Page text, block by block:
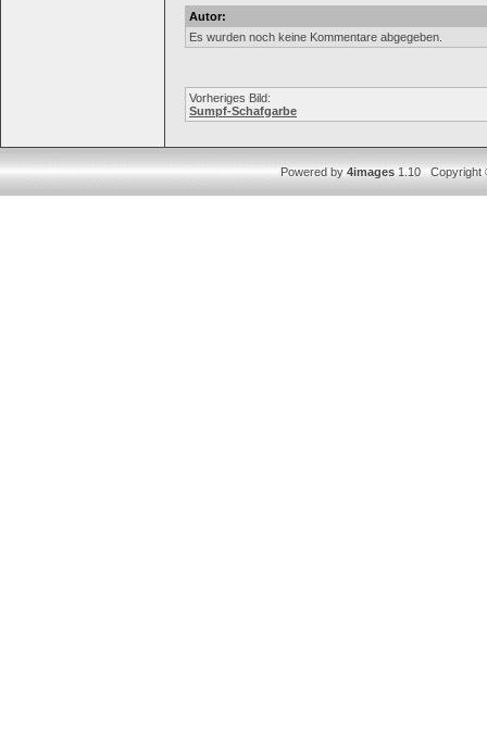
Autor:
Es wurden noch keine Kommentare abgegeben.
Vorheriges Bild:
Sumpf-Schafgarbe
Powered by4images1.10 Copyright